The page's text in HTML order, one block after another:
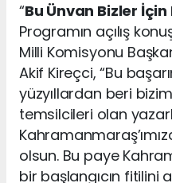
“Bu Ünvan Bizler
Programın açılış
Milli Komisyonu
Akif Kireçci, “Bu
yüzyıllardan beri
temsilcileri olan
olsun. Bu paye
bir başlangıcın fitilini